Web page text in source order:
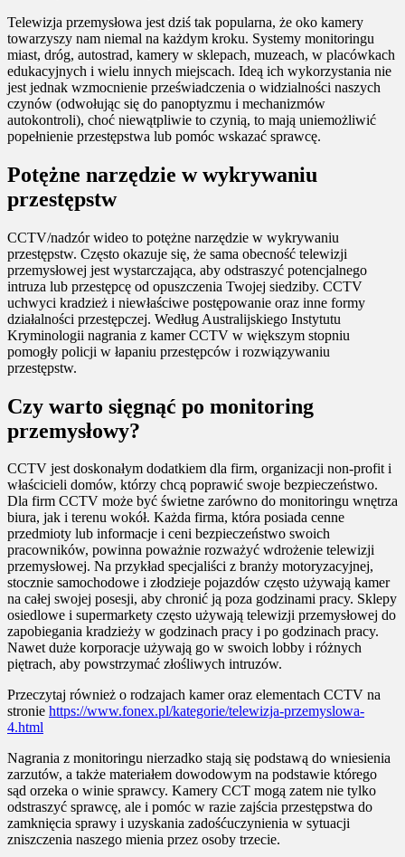
Telewizja przemysłowa jest dziś tak popularna, że oko kamery
towarzyszy nam niemal na każdym kroku. Systemy monitoringu
miast, dróg, autostrad, kamery w sklepach, muzeach, w placówkach
edukacyjnych i wielu innych miejscach. Ideą ich wykorzystania nie
jest jednak wzmocnienie przeświadczenia o widzialności naszych
czynów (odwołując się do panoptyzmu i mechanizmów
autokontroli), choć niewątpliwie to czynią, to mają uniemożliwić
popełnienie przestępstwa lub pomóc wskazać sprawcę.
Potężne narzędzie w wykrywaniu
przestępstw
CCTV/nadzór wideo to potężne narzędzie w wykrywaniu
przestępstw. Często okazuje się, że sama obecność telewizji
przemysłowej jest wystarczająca, aby odstraszyć potencjalnego
intruza lub przestępcę od opuszczenia Twojej siedziby. CCTV
uchwyci kradzież i niewłaściwe postępowanie oraz inne formy
działalności przestępczej. Według Australijskiego Instytutu
Kryminologii nagrania z kamer CCTV w większym stopniu
pomogły policji w łapaniu przestępców i rozwiązywaniu
przestępstw.
Czy warto sięgnąć po monitoring
przemysłowy?
CCTV jest doskonałym dodatkiem dla firm, organizacji non-profit i
właścicieli domów, którzy chcą poprawić swoje bezpieczeństwo.
Dla firm CCTV może być świetne zarówno do monitoringu wnętrza
biura, jak i terenu wokół. Każda firma, która posiada cenne
przedmioty lub informacje i ceni bezpieczeństwo swoich
pracowników, powinna poważnie rozważyć wdrożenie telewizji
przemysłowej. Na przykład specjaliści z branży motoryzacyjnej,
stocznie samochodowe i złodzieje pojazdów często używają kamer
na całej swojej posesji, aby chronić ją poza godzinami pracy. Sklepy
osiedlowe i supermarkety często używają telewizji przemysłowej do
zapobiegania kradzieży w godzinach pracy i po godzinach pracy.
Nawet duże korporacje używają go w swoich lobby i różnych
piętrach, aby powstrzymać złośliwych intruzów.
Przeczytaj również o rodzajach kamer oraz elementach CCTV na
stronie https://www.fonex.pl/kategorie/telewizja-przemyslowa-
4.html
Nagrania z monitoringu nierzadko stają się podstawą do wniesienia
zarzutów, a także materiałem dowodowym na podstawie którego
sąd orzeka o winie sprawcy. Kamery CCT mogą zatem nie tylko
odstraszyć sprawcę, ale i pomóc w razie zajścia przestępstwa do
zamknięcia sprawy i uzyskania zadośćuczynienia w sytuacji
zniszczenia naszego mienia przez osoby trzecie.